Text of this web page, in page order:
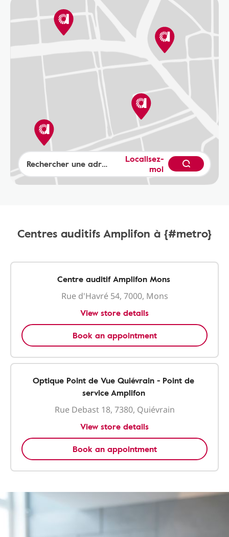
Localisez-
moi
Centres auditifs Amplifon à {#metro}
Centre auditif Amplifon Mons
Rue d'Havré 54, 7000, Mons
View store details
Book an appointment
Optique Point de Vue Quiévrain - Point de
service Amplifon
Rue Debast 18, 7380, Quiévrain
View store details
Book an appointment